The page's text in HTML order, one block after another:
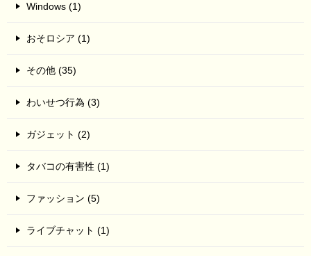
Windows (1)
おそロシア (1)
その他 (35)
わいせつ行為 (3)
ガジェット (2)
タバコの有害性 (1)
ファッション (5)
ライブチャット (1)